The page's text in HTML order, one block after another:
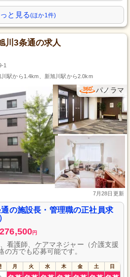
と見る(ほか1件)
川3条通の求人
1
駅から1.4km、新旭川駅から2.0km
パノラマ
7月28日更新
の施設長・管理職の正社員求
276,500円
看護師、ケアマネジャー（介護支援
方でも応募可能です。
月 火 水 木 金 土 日